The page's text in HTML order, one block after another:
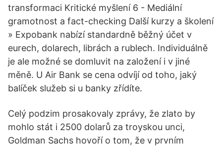
transformaci Kritické myšlení 6 - Mediální
gramotnost a fact-checking Další kurzy a školení
» Expobank nabízí standardně běžný účet v
eurech, dolarech, librách a rublech. Individuálně
je ale možné se domluvit na založení i v jiné
měně. U Air Bank se cena odvíjí od toho, jaký
balíček služeb si u banky zřídíte.
Celý podzim prosakovaly zprávy, že zlato by
mohlo stát i 2500 dolarů za troyskou unci,
Goldman Sachs hovoří o tom, že v prvním